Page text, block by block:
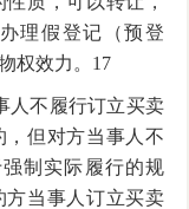
理假登记（预登
权效力。17
人不履行订立买卖
但对方当事人不
制实际履行的规
方当事人订立买卖